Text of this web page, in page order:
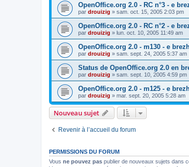
OpenOffice.org 2.0 - RC n°3 - e
par drouizig » sam. oct. 15, 2005 2:03 pm
OpenOffice.org 2.0 - RC n°2 - e
par drouizig » lun. oct. 10, 2005 11:49 am
OpenOffice.org 2.0 - m130 - e
par drouizig » sam. sept. 24, 2005 5:37 am
Status de OpenOffice.org 2.0 en
par drouizig » sam. sept. 10, 2005 4:59 pm
OpenOffice.org 2.0 - m125 - e
par drouizig » mar. sept. 20, 2005 5:28 am
Nouveau sujet
Revenir à l’accueil du forum
PERMISSIONS DU FORUM
Vous ne pouvez pas publier de nouveaux sujets dans